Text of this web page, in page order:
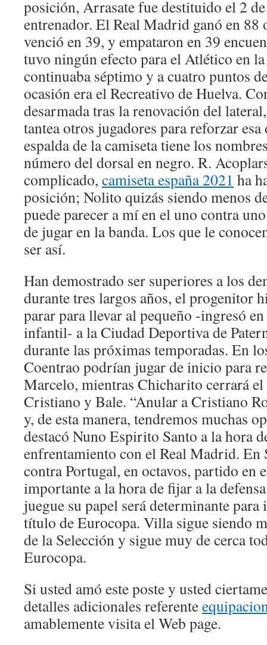
posición, Arrasate fue destituido el 2
entrenador. El Real Madrid ganó en 88
venció en 39, y empataron en 39
tuvo ningún efecto para el Atlético en
continuaba séptimo y a cuatro puntos
ocasión era el Recreativo de Huelva.
desarmada tras la renovación del
tantea otros jugadores para reforzar
espalda de la camiseta tiene los
número del dorsal en negro. R.
complicado, camiseta españa 2021 ha
posición; Nolito quizás siendo menos
puede parecer a mí en el uno contra
de jugar en la banda. Los que le
ser así.
Han demostrado ser superiores a los
durante tres largos años, el progenitor
parar para llevar al pequeño -ingresó
infantil- a la Ciudad Deportiva de
durante las próximas temporadas. En
Coentrao podrían jugar de inicio para
Marcelo, mientras Chicharito cerrará el
Cristiano y Bale. “Anular a Cristiano
y, de esta manera, tendremos muchas
destacó Nuno Espirito Santo a la hora
enfrentamiento con el Real Madrid.
contra Portugal, en octavos, partido en
importante a la hora de fijar a la
juegue su papel será determinante
título de Eurocopa. Villa sigue siendo
de la Selección y sigue muy de cerca
Eurocopa.
Si usted amó este poste y usted
detalles adicionales referente
amablemente visita el Web page.